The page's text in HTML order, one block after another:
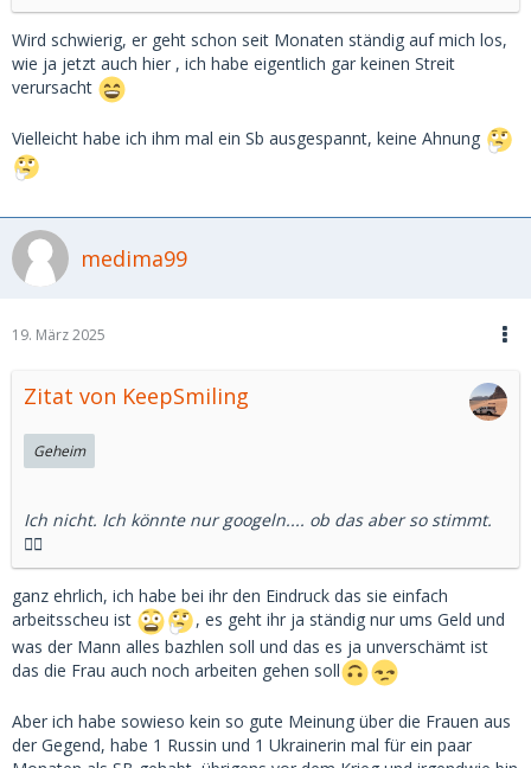
Wird schwierig, er geht schon seit Monaten ständig auf mich los,
wie ja jetzt auch hier , ich habe eigentlich gar keinen Streit
verursacht
Vielleicht habe ich ihm mal ein Sb ausgespannt, keine Ahnung
medima99
19. März 2025
Zitat von KeepSmiling
Geheim
Ich nicht. Ich könnte nur googeln.... ob das aber so stimmt.
🤷‍♂️
ganz ehrlich, ich habe bei ihr den Eindruck das sie einfach
arbeitsscheu ist
, es geht ihr ja ständig nur ums Geld und
was der Mann alles bazhlen soll und das es ja unverschämt ist
das die Frau auch noch arbeiten gehen soll
Aber ich habe sowieso kein so gute Meinung über die Frauen aus
der Gegend, habe 1 Russin und 1 Ukrainerin mal für ein paar